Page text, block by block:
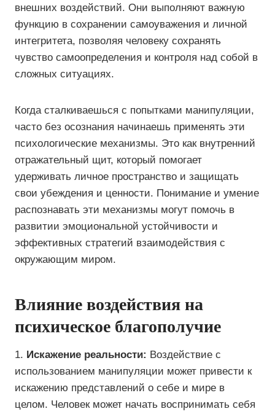
внешних воздействий. Они выполняют важную
функцию в сохранении самоуважения и личной
интегритета, позволяя человеку сохранять
чувство самоопределения и контроля над собой в
сложных ситуациях.
Когда сталкиваешься с попытками манипуляции,
часто без осознания начинаешь применять эти
психологические механизмы. Это как внутренний
отражательный щит, который помогает
удерживать личное пространство и защищать
свои убеждения и ценности. Понимание и умение
распознавать эти механизмы могут помочь в
развитии эмоциональной устойчивости и
эффективных стратегий взаимодействия с
окружающим миром.
Влияние воздействия на
психическое благополучие
1. Искажение реальности: Воздействие с
использованием манипуляции может привести к
искажению представлений о себе и мире в
целом. Человек может начать воспринимать себя